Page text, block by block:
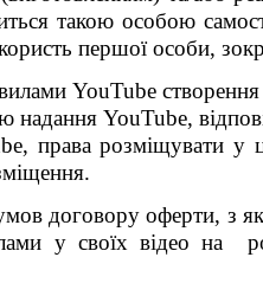
такою особою
першої особи,
YouTube
наданняYouTube,
, права розміщувати у
договору оферти, з
у своїх відео на